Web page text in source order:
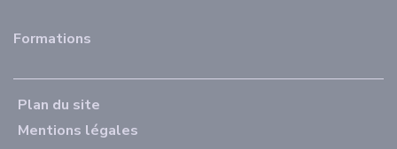
Formations
Plan du site
Mentions légales